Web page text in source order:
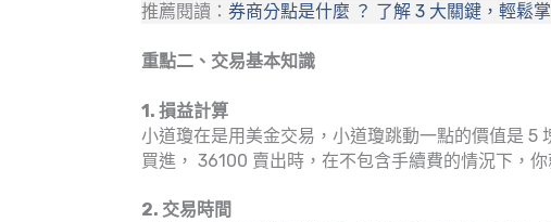
推薦閱讀： 券商分點是什麼 ？ 了解 3 大關鍵，輕鬆
重點二、交易基本知識
1. 損益計算
小道瓊在是用美金交易，小道瓊跳動一點的價值是
買進， 36100 賣出時，在不包含手續費的情況下，
2. 交易時間